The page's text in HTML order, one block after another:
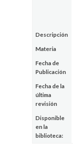
Descripción
Materia
Fecha de
Publicación
Fecha de la
última
revisión
Disponible
en la
biblioteca: